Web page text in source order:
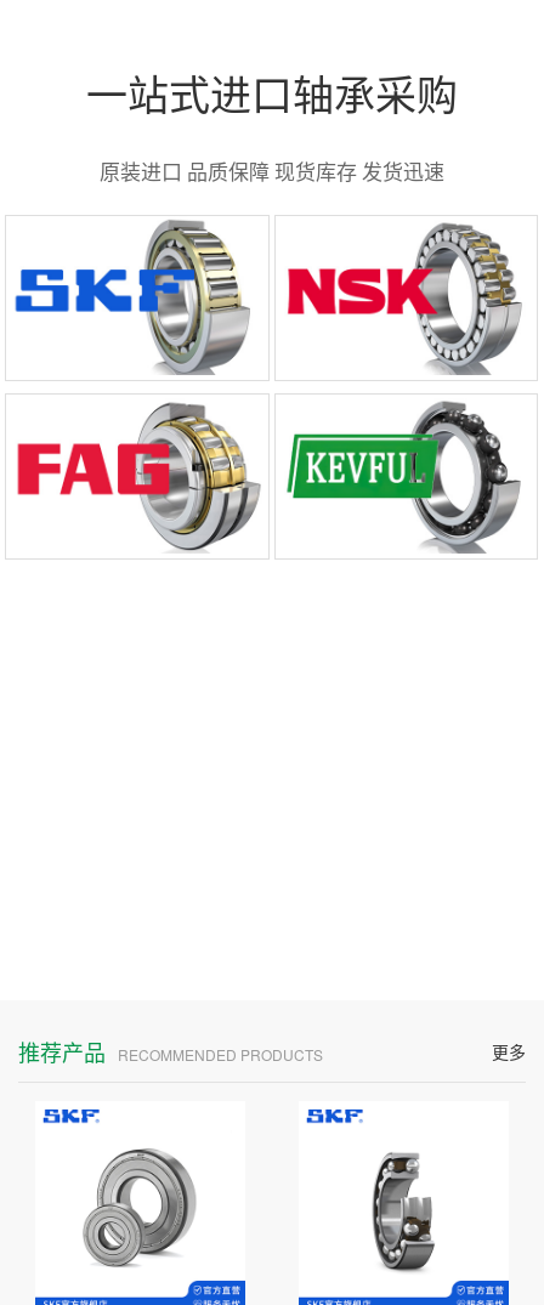
一站式进口轴承采购
原装进口 品质保障 现货库存 发货迅速
更多
推荐产品 RECOMMENDED PRODUCTS